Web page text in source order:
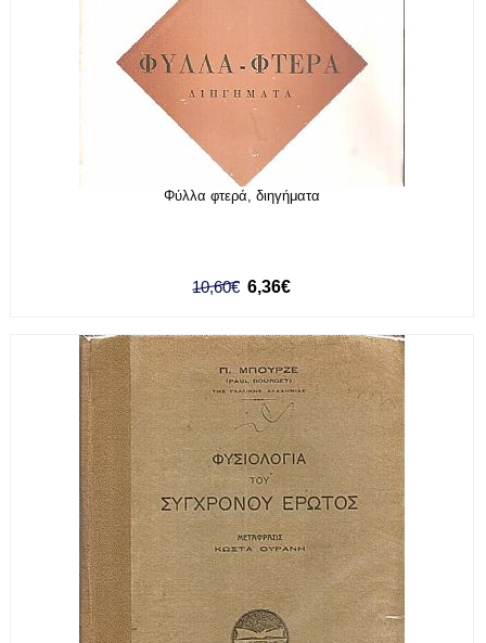
Φύλλα φτερά, διηγήματα
10,60€ 6,36€